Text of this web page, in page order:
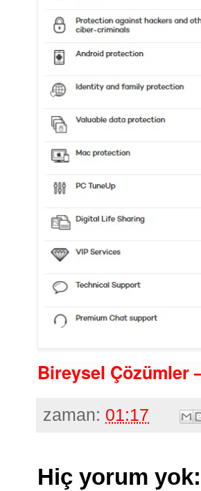
Bireysel Çözümler
zaman: 01:17
Hiç yorum yok: